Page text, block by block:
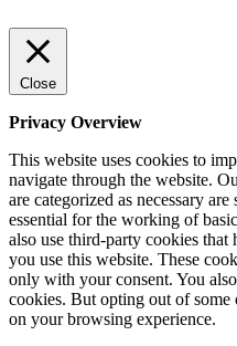
Close
Privacy Overview
This website uses cookies to
navigate through the website.
are categorized as necessary
essential for the working of
also use third-party cookies that
you use this website. These
only with your consent. You
cookies. But opting out of some
on your browsing experience.